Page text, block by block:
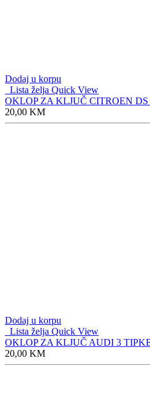
Dodaj u korpu
Lista želja Quick View
OKLOP ZA KLJUČ CITROEN DS
20,00 KM
Dodaj u korpu
Lista želja Quick View
OKLOP ZA KLJUČ AUDI 3
20,00 KM